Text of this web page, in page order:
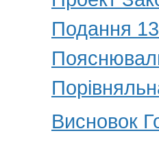
Подання
Висновок